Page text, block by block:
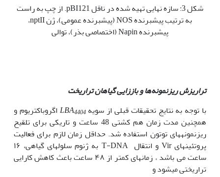
شکل 3: سازه نهایی تهیه شده در ناقل pBI121. از چپ به راست
به ترتیب پیشبرنده NOS (پیشبرنده عمومی)، ژن nptII،
پیشبرنده Napin (اختصاصی بذر)، توالی
تراریزش ریزنمونه‌ها و باززایی گیاهان تراریخت
با توجه به نتایج تحقیقات قبلی از سویه
LBA4404
اگروباکتریوم و
همچنین مدت زمان هم کشتی 48 ساعت و تاریکی برای تلقیح
ریزنمونه‫های توتون استفاده شد. حداقل زمان لازم برای فعالیت
پروتئین‫های Vir و انتقال T-DNA به ژنوم سلول‫های گیاهی، ۱۶
ساعت می باشد ، زمان‫های کمتر از ۴۸ ساعت باعث کاهش کارایی
تراریختی می‫شود و